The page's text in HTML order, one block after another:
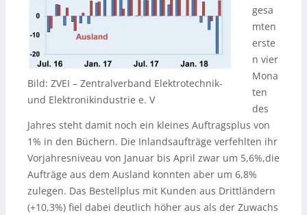
Bild: ZVEI – Zentralverband Elektrotechnik-
und Elektronikindustrie e. V
gesa
mten
erste
n vier
Mona
ten
des
Jahres steht damit noch ein kleines Auftragsplus von
1% in den Büchern. Die Inlandsaufträge verfehlten ihr
Vorjahresniveau von Januar bis April zwar um 5,6%,die
Aufträge aus dem Ausland konnten aber um 6,8%
zulegen. Das Bestellplus mit Kunden aus Drittländern
(+10,3%) fiel dabei deutlich höher aus als der Zuwachs